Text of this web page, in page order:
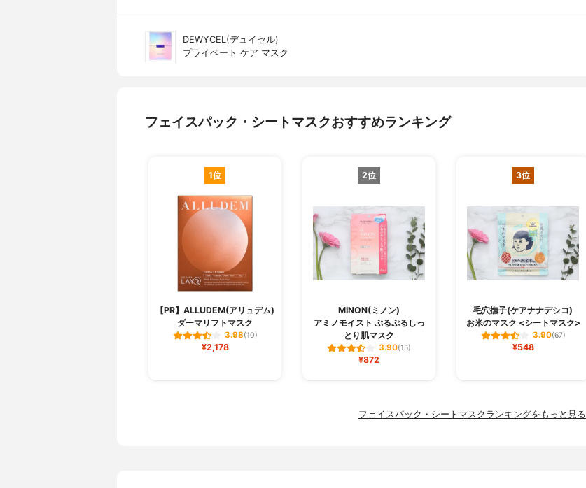
DEWYCEL(デュイセル)
プライベート ケア マスク
フェイスパック・シートマスクおすすめランキング
1位
【PR】ALLUDEM(アリュデム)
ダーマリフトマスク
3.98(10)
¥2,178
2位
MINON(ミノン)
アミノモイスト ぷるぷるしっ
とり肌マスク
3.90(15)
¥872
3位
毛穴撫子(ケアナナデシコ)
お米のマスク <シートマスク>
3.90(67)
¥548
フェイスパック・シートマスクランキングをもっと見る